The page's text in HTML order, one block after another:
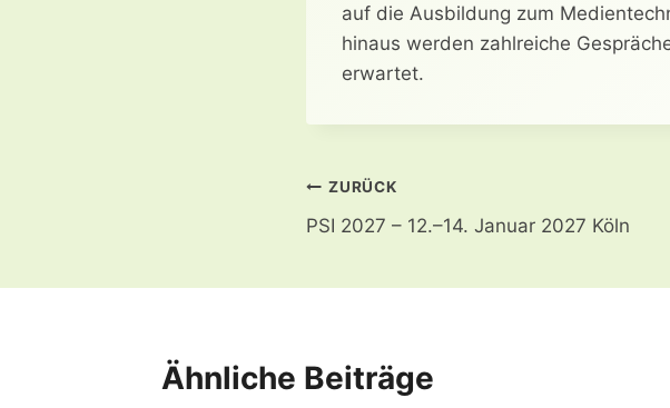
auf die Ausbildung zum
hinaus werden zahlreiche
erwartet.
Beitragsnavigation
ZURÜCK
PSI 2027 – 12.–14. Januar 2027 Köln
Ähnliche Beiträge